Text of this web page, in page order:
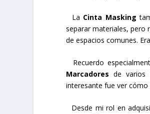
La Cinta Masking
separar materiales, pero
de espacios comunes.
Recuerdo
Marcadores de varios
interesante fue ver
Desde mi rol en